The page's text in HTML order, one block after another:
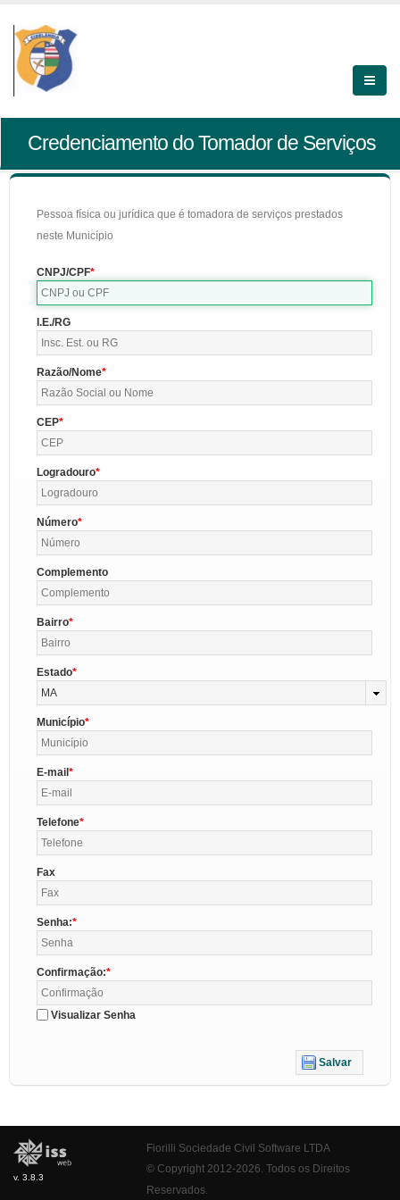
Credenciamento do Tomador de Serviços
Pessoa física ou jurídica que é tomadora de serviços prestados
neste Município
CNPJ/CPF
I.E./RG
Razão/Nome
CEP
Logradouro
Número
Complemento
Bairro
Estado
MA
Município
E-mail
Telefone
Fax
Senha:
Confirmação:
Visualizar Senha
Salvar
v. 3.8.3
Fiorilli Sociedade Civil Software LTDA
© Copyright 2012-2026. Todos os Direitos
Reservados.